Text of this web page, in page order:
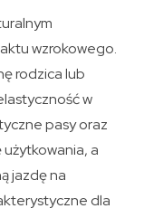
wzrokowego.
rodzica lub
w
pasy oraz
a
jazdę na
dla